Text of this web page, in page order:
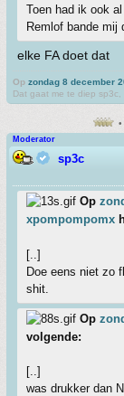
Toen had ik ook
Remlof bande mij
elke FA doet dat
Op zondag 8 december
Dat gaat me te diep sp3c,
Moderator
sp3c
Op
xpompompomx
[..]
Doe eens niet zo
shit.
Op
volgende:
[..]
was drukker dan